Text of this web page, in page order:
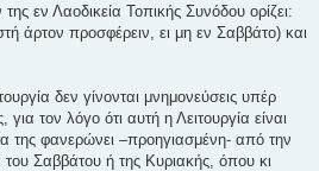
εν Λαοδικεία Τοπικής Συνόδου ορίζει:
άρτον προσφέρειν, ει μη εν Σαββάτο) και
δεν γίνονται μνημονεύσεις υπέρ
τον λόγο ότι αυτή η Λειτουργία είναι
της φανερώνει –προηγιασμένη- από την
του Σαββάτου ή της Κυριακής, όπου κι